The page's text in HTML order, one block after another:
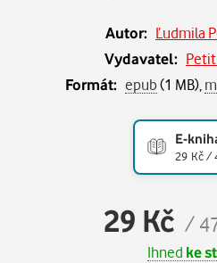
Autor: Ľudmila
Vydavatel:
Formát: epub(1 MB),
E-
29 Kč /
29 Kč /
Ihned ke